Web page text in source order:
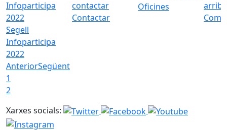
Segell
Infoparticipa
2022
Contactar
Oficines
Com
AnteriorSegüent
1
2
Xarxes socials: